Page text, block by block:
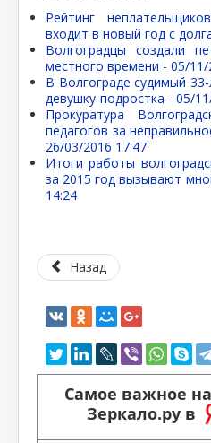
Рейтинг
входит в новый год с
Волгоградцы создали
местного времени - 05/11/
В Волгограде судимый
девушку-подростка - 05/
Прокуратура
педагогов за
26/03/2016 17:47
Итоги работы
за 2015 год вызывают
14:24
Назад
Самое важное
Зеркало.ру в